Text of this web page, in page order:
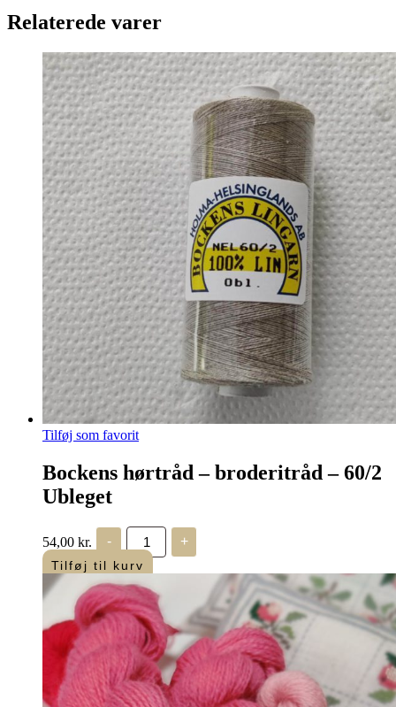
Relaterede varer
Tilføj som favorit
Bockens hørtråd – broderitråd – 60/2
Ubleget
54,00 kr. -
Bockens
hørtråd
-
broderitråd
-
60/2
Ubleget
antal
+
Tilføj til kurv